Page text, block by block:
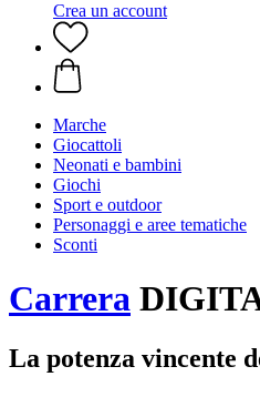
Crea un account
Marche
Giocattoli
Neonati e bambini
Giochi
Sport e outdoor
Personaggi e aree tematiche
Sconti
Carrera
La potenza vincente